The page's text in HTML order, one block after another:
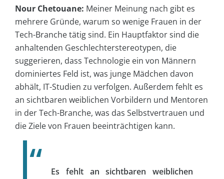
Nour Chetouane: Meiner Meinung nach gibt es
mehrere Gründe, warum so wenige Frauen in der
Tech-Branche tätig sind. Ein Hauptfaktor sind die
anhaltenden Geschlechterstereotypen, die
suggerieren, dass Technologie ein von Männern
dominiertes Feld ist, was junge Mädchen davon
abhält, IT-Studien zu verfolgen. Außerdem fehlt es
an sichtbaren weiblichen Vorbildern und Mentoren
in der Tech-Branche, was das Selbstvertrauen und
die Ziele von Frauen beeinträchtigen kann.
Es fehlt an sichtbaren weiblichen